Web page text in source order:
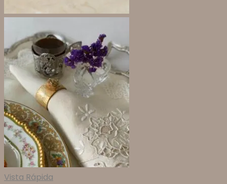
Vista Rápida